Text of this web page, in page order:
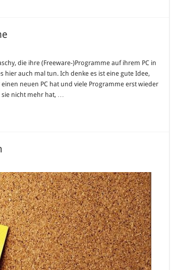
die ihre (Freeware-)Programme auf ihrem PC in
auch mal tun. Ich denke es ist eine gute Idee,
neuen PC hat und viele Programme erst wieder
sie nicht mehr hat, …